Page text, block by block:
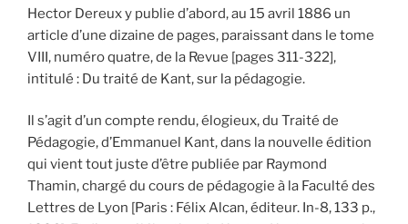
Hector Dereux y publie d’abord, au 15 avril 1886 un
article d’une dizaine de pages, paraissant dans le tome
VIII, numéro quatre, de la Revue [pages 311-322],
intitulé : Du traité de Kant, sur la pédagogie.
Il s’agit d’un compte rendu, élogieux, du Traité de
Pédagogie, d’Emmanuel Kant, dans la nouvelle édition
qui vient tout juste d’être publiée par Raymond
Thamin, chargé du cours de pédagogie à la Faculté des
Lettres de Lyon [Paris : Félix Alcan, éditeur. In-8, 133 p.,